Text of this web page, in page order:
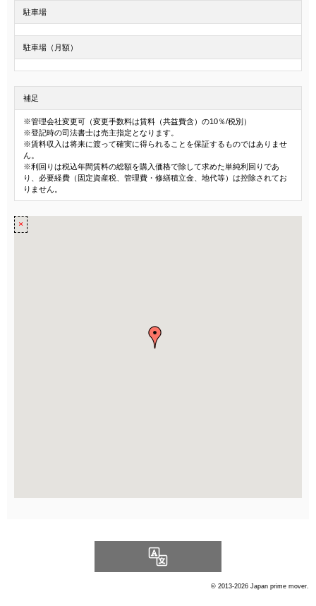
駐車場
駐車場（月額）
補足
※管理会社変更可（変更手数料は賃料（共益費含）の10％/税別）
※登記時の司法書士は売主指定となります。
※賃料収入は将来に渡って確実に得られることを保証するものではありませ
ん。
※利回りは税込年間賃料の総額を購入価格で除して求めた単純利回りであ
り、必要経費（固定資産税、管理費・修繕積立金、地代等）は控除されてお
りません。
© 2013-2026 Japan prime mover.